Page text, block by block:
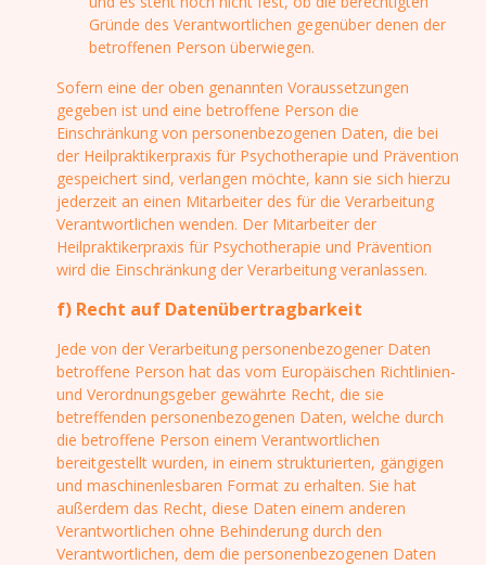
Gründe des Verantwortlichen gegenüber denen der
betroffenen Person überwiegen.
Sofern eine der oben genannten Voraussetzungen
gegeben ist und eine betroffene Person die
Einschränkung von personenbezogenen Daten, die bei
der Heilpraktikerpraxis für Psychotherapie und Prävention
gespeichert sind, verlangen möchte, kann sie sich hierzu
jederzeit an einen Mitarbeiter des für die Verarbeitung
Verantwortlichen wenden. Der Mitarbeiter der
Heilpraktikerpraxis für Psychotherapie und Prävention
wird die Einschränkung der Verarbeitung veranlassen.
f) Recht auf Datenübertragbarkeit
Jede von der Verarbeitung personenbezogener Daten
betroffene Person hat das vom Europäischen Richtlinien-
und Verordnungsgeber gewährte Recht, die sie
betreffenden personenbezogenen Daten, welche durch
die betroffene Person einem Verantwortlichen
bereitgestellt wurden, in einem strukturierten, gängigen
und maschinenlesbaren Format zu erhalten. Sie hat
außerdem das Recht, diese Daten einem anderen
Verantwortlichen ohne Behinderung durch den
Verantwortlichen, dem die personenbezogenen Daten